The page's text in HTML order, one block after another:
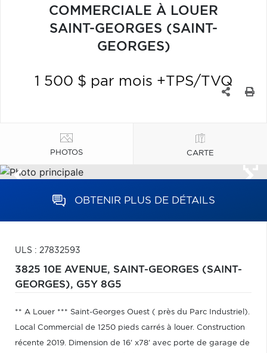
COMMERCIALE À LOUER
SAINT-GEORGES (SAINT-
GEORGES)
1 500 $ par mois +TPS/TVQ
PHOTOS CARTE
OBTENIR PLUS DE DÉTAILS
ULS : 27832593
3825 10E AVENUE, SAINT-GEORGES (SAINT-
GEORGES), G5Y 8G5
** A Louer *** Saint-Georges Ouest ( près du Parc Industriel).
Local Commercial de 1250 pieds carrés à louer. Construction
récente 2019. Dimension de 16' x78' avec porte de garage de